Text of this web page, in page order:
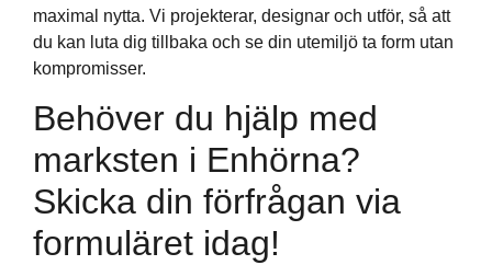
maximal nytta. Vi projekterar, designar och utför, så att
du kan luta dig tillbaka och se din utemiljö ta form utan
kompromisser.
Behöver du hjälp med
marksten i Enhörna?
Skicka din förfrågan via
formuläret idag!